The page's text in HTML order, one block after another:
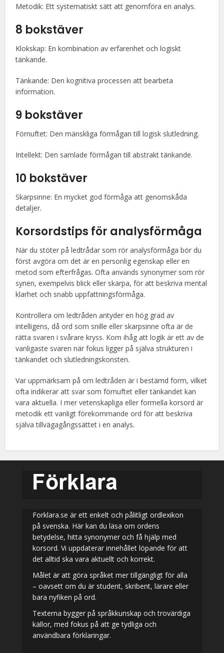
Metodik: Ett systematiskt sätt att genomföra en analys.
8 bokstäver
Klokskap: En kombination av erfarenhet och logiskt
tänkande.
Tänkande: Den kognitiva processen att bearbeta
information.
9 bokstäver
Förnuftet: Den mänskliga förmågan till logisk slutledning.
Intellekt: Den samlade förmågan till abstrakt tänkande.
10 bokstäver
Skarpsinne: En mycket god förmåga att genomskåda
detaljer.
Korsordstips för analysförmåga
När du stöter på ledtrådar som rör analysförmåga bör du
först avgöra om det är en personlig egenskap eller en
metod som efterfrågas. Ofta används synonymer som rör
synen, exempelvis blick eller skärpa, för att beskriva mental
klarhet och snabb uppfattningsförmåga.
Kontrollera om ledtråden antyder en hög grad av
intelligens, då ord som snille eller skarpsinne ofta är de
rätta svaren i svårare kryss. Kom ihåg att logik är ett av de
vanligaste svaren när fokus ligger på själva strukturen i
tänkandet och slutledningskonsten.
Var uppmärksam på om ledtråden är i bestämd form, vilket
ofta indikerar att svar som förnuftet eller tänkandet kan
vara aktuella. I mer vetenskapliga eller formella korsord är
metodik ett vanligt förekommande ord för att beskriva
själva tillvägagångssättet i en analys.
Forklara.se är ett enkelt och pålitligt ordlexikon
på svenska. Här kan du läsa om ordens
betydelse, hitta synonymer och få hjälp med
korsord. Vi uppdaterar innehållet löpande för att
det alltid ska vara aktuellt och korrekt.
Målet är att göra språket mer tillgängligt för alla
– oavsett om du är student, skribent, lärare eller
bara nyfiken på ord.
Texterna bygger på språkkunskap och trovärdiga
källor, med fokus på att ge tydliga och
användbara förklaringar.